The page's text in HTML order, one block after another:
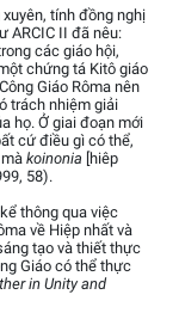
tính đồng nghị
ARCIC II đã nêu:
các giáo hội,
chứng tá Kitô giáo
Giáo Rôma nên
trách nhiệm giải
họ. Ở giai đoạn mới
cứ điều gì có thể,
koinonia [hiêp
58).
thông qua việc
về Hiệp nhất và
tạo và thiết thực
Giáo có thể thực
in Unity and